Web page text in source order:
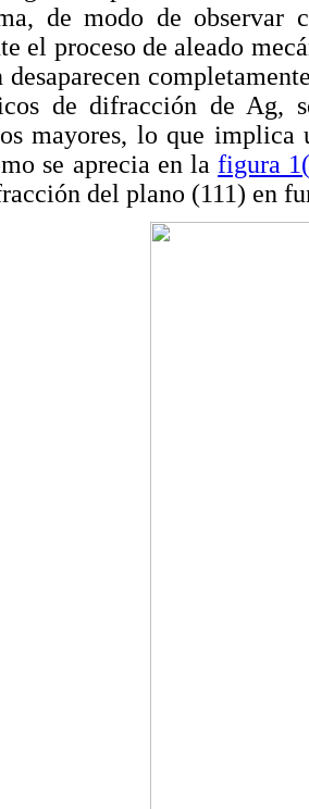
de modo de observar
el proceso de aleado
desaparecen
de difracción de Ag,
mayores, lo que implica
se aprecia en lafigura
del plano (111) en